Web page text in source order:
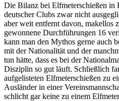
Die Bilanz bei Elfmeterschießen in
deutscher Clubs zwar nicht
aber weit entfernt davon, makellos
gewonnene Durchführungen 16
kann man den Mythos gerne auch
mit der Nationalität und der
tun hätte, dass es bei der
Disziplin so gut läuft. Schließlich
aufgelisteten Elfmeterschießen zu
Ausländer in einer
schlicht gar keine zu einem